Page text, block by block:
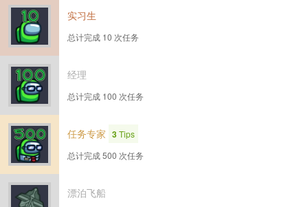
实习生
总计完成 10 次任务
经理
总计完成 100 次任务
任务专家 3Tips
总计完成 500 次任务
漂泊飞船